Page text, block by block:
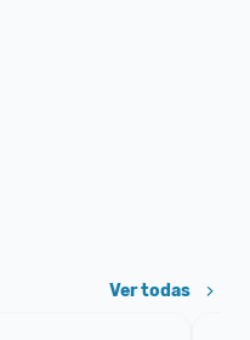
Ver todas